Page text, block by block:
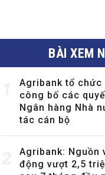
BÀI XEM
Agribank tổ chức
công bố các
Ngân hàng Nhà
tác cán bộ
Agribank: Nguồn
động vượt 2,5